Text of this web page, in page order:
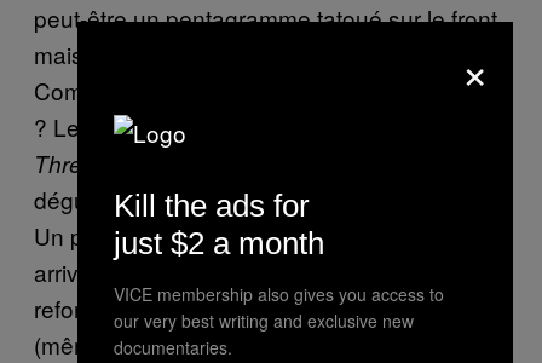
peut-être un pentagramme tatoué sur le front,
mais peut-être pas) à commencé à en parler.
Comment tu peux résister à une intro pareille
? Le meilleur disque du groupe,
Threshold Of Hell
dégueule 8 pistes de black/death tumultueux.
Un pur massacre. Dieu seul sait ce qui est
arrivé à Ritual Killer. Des rumeurs de
reformation circulent, mais rien ne se passe
(même si James Harvey de Goatwhore a
×
Kill the ads for
just $2 a month
VICE membership also gives you access to
our very best writing and exclusive new
documentaries.